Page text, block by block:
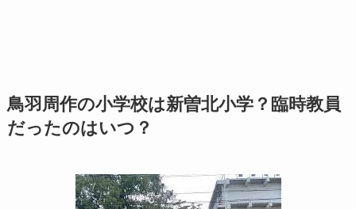
鳥羽周作の小学校は新曽北小学？臨時教員
だったのはいつ？